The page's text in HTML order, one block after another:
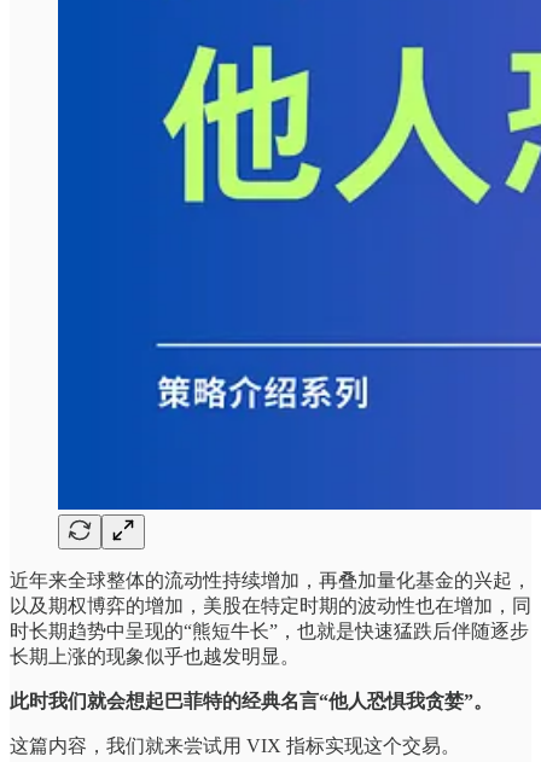
近年来全球整体的流动性持续增加，再叠加量化基金的兴起，
以及期权博弈的增加，美股在特定时期的波动性也在增加，同
时长期趋势中呈现的“熊短牛长”，也就是快速猛跌后伴随逐步
长期上涨的现象似乎也越发明显。
此时我们就会想起巴菲特的经典名言“他人恐惧我贪婪”。
这篇内容，我们就来尝试用 VIX 指标实现这个交易。